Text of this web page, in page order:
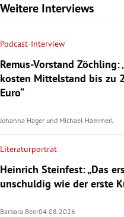
Weitere Interviews
Podcast-Interview
Remus-Vorstand Zöchling:
kosten Mittelstand bis zu
Euro“
Johanna Hager und Michael Hammerl
Literaturporträt
Heinrich Steinfest: „Das
unschuldig wie der erste
Barbara Beer04.08.2026